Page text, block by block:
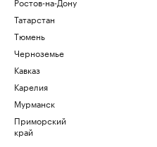
Татарстан
Тюмень
Черноземье
Кавказ
Карелия
Мурманск
Приморский
край